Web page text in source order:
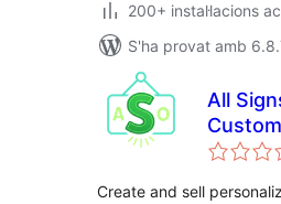
200+ instal·lacions
S'ha provat amb
All
Create and sell